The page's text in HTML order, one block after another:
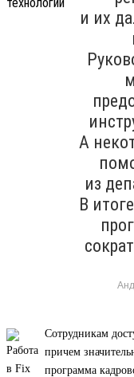
и их
А
из
В
Сотрудникам
причем
программа